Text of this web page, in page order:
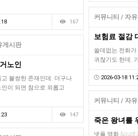
167
커뮤니티 / 자
보험료 절감
쓸데없는 전화
귀찮기도 한데,
2026-03-18
게시판
노인
불쌍한 존재인데, 더구나
이 되면 참으로 외롭고
147
커뮤니티 / 자
죽은 왕녀를
넷플 영화